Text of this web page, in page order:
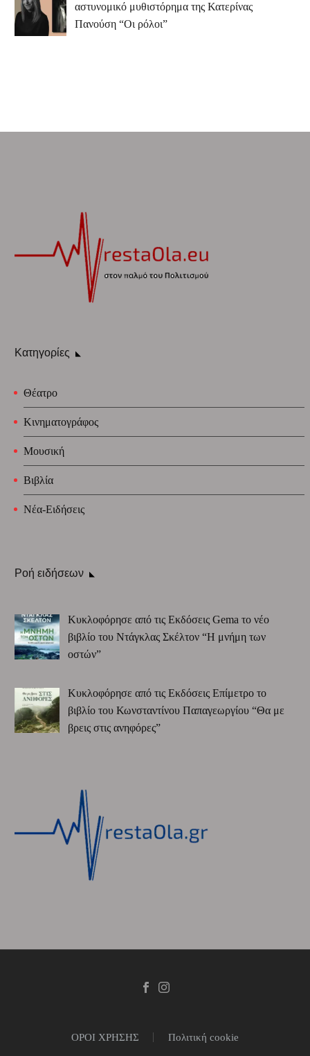
αστυνομικό μυθιστόρημα της Κατερίνας
Πανούση “Οι ρόλοι”
Κατηγορίες
Θέατρο
Κινηματογράφος
Μουσική
Βιβλία
Νέα-Ειδήσεις
Ροή ειδήσεων
Κυκλοφόρησε από τις Εκδόσεις Gema το νέο
βιβλίο του Ντάγκλας Σκέλτον “Η μνήμη των
οστών”
Κυκλοφόρησε από τις Εκδόσεις Επίμετρο το
βιβλίο του Κωνσταντίνου Παπαγεωργίου “Θα με
βρεις στις ανηφόρες”
ΟΡΟΙ ΧΡΗΣΗΣ Πολιτική cookie